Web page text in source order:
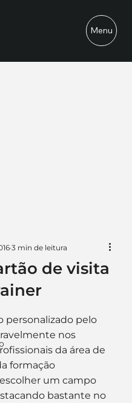
Menu
de visita
3 min de leitura
personalizado pelo
nos
da área de
formação
um campo
bastante no